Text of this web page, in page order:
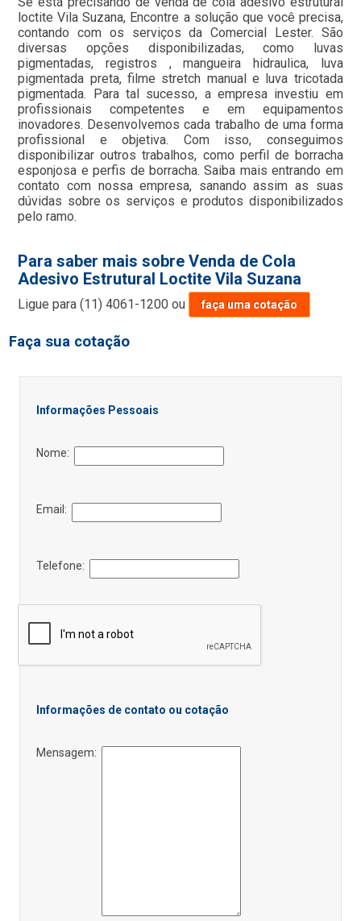
loctite Vila Suzana, Encontre a solução que você precisa,
contando com os serviços da Comercial Lester. São
diversas opções disponibilizadas, como luvas
pigmentadas, registros , mangueira hidraulica, luva
pigmentada preta, filme stretch manual e luva tricotada
pigmentada. Para tal sucesso, a empresa investiu em
profissionais competentes e em equipamentos
inovadores. Desenvolvemos cada trabalho de uma forma
profissional e objetiva. Com isso, conseguimos
disponibilizar outros trabalhos, como perfil de borracha
esponjosa e perfis de borracha. Saiba mais entrando em
contato com nossa empresa, sanando assim as suas
dúvidas sobre os serviços e produtos disponibilizados
pelo ramo.
Para saber mais sobre Venda de Cola
Adesivo Estrutural Loctite Vila Suzana
Ligue para(11) 4061-1200 ou faça uma cotação
Faça sua cotação
Informações Pessoais
Nome:
Email:
Telefone:
Informações de contato ou cotação
Mensagem: